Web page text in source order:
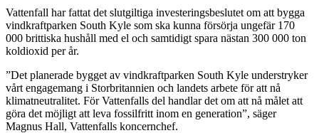
Vattenfall har fattat det slutgiltiga investeringsbeslutet om att bygga
vindkraftparken South Kyle som ska kunna försörja ungefär 170
000 brittiska hushåll med el och samtidigt spara nästan 300 000 ton
koldioxid per år.
”Det planerade bygget av vindkraftparken South Kyle understryker
vårt engagemang i Storbritannien och landets arbete för att nå
klimatneutralitet. För Vattenfalls del handlar det om att nå målet att
göra det möjligt att leva fossilfritt inom en generation”, säger
Magnus Hall, Vattenfalls koncernchef.